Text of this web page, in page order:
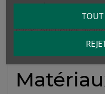
motards sur route et
certifié ECE 22.06, se
caractéristiques
TOUT